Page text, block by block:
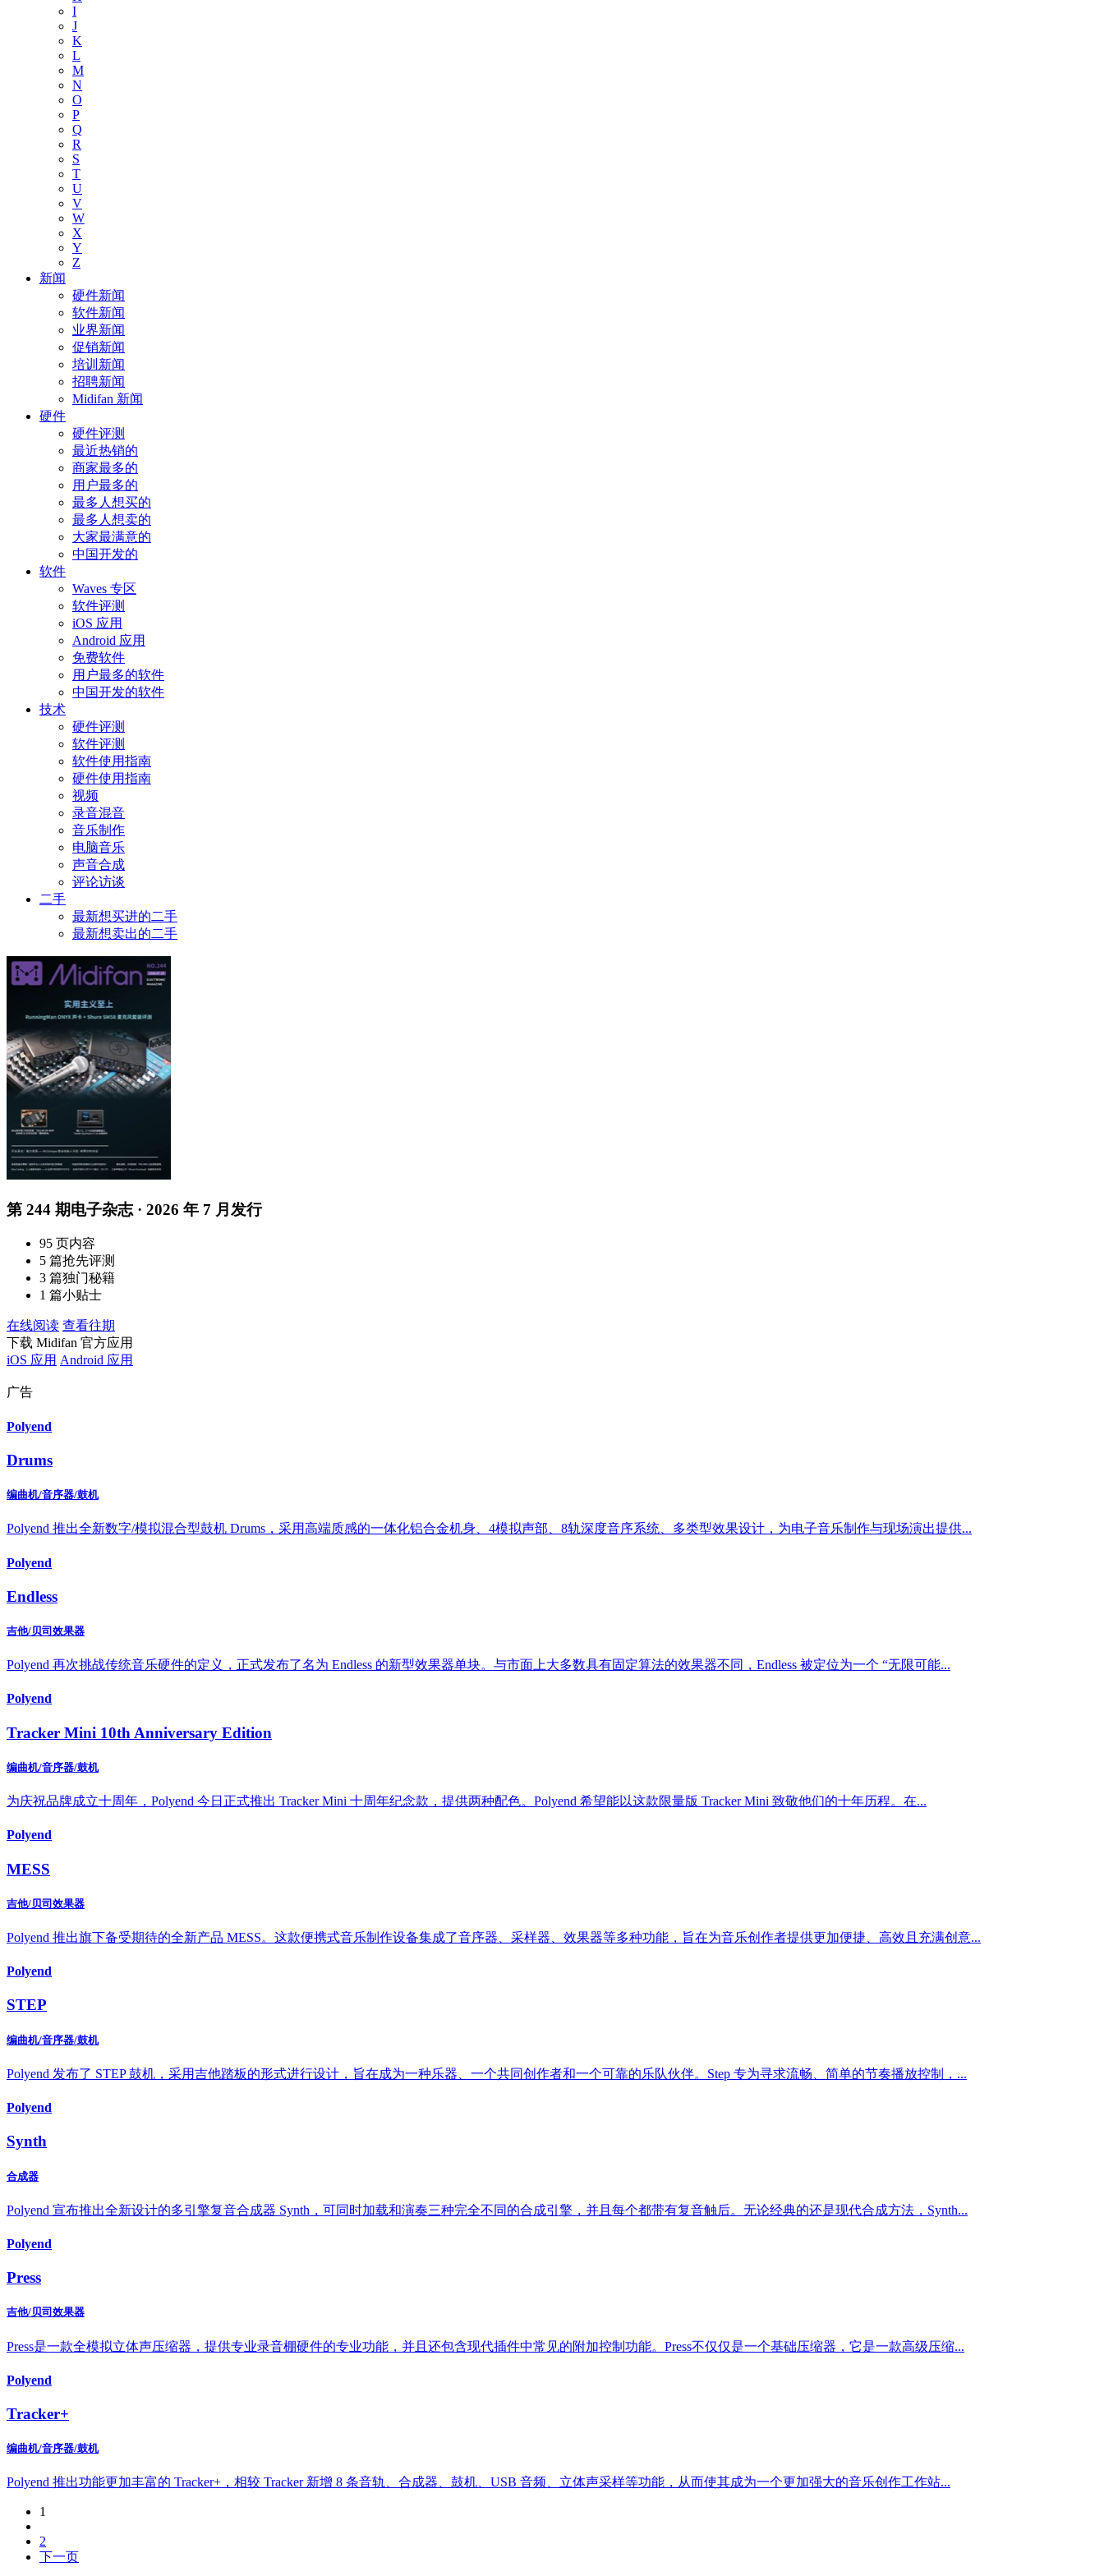
I
J
K
L
M
N
O
P
Q
R
S
T
U
V
W
X
Y
Z
新闻
硬件新闻
软件新闻
业界新闻
促销新闻
培训新闻
招聘新闻
Midifan 新闻
硬件
硬件评测
最近热销的
商家最多的
用户最多的
最多人想买的
最多人想卖的
大家最满意的
中国开发的
软件
Waves 专区
软件评测
iOS 应用
Android 应用
免费软件
用户最多的软件
中国开发的软件
技术
硬件评测
软件评测
软件使用指南
硬件使用指南
视频
录音混音
音乐制作
电脑音乐
声音合成
评论访谈
二手
最新想买进的二手
最新想卖出的二手
第 244 期电子杂志 · 2026 年 7 月发行
95 页内容
5 篇抢先评测
3 篇独门秘籍
1 篇小贴士
在线阅读 查看往期
下载 Midifan 官方应用
iOS 应用 Android 应用
广告
Polyend
Drums
编曲机/音序器/鼓机
Polyend 推出全新数字/模拟混合型鼓机 Drums，采用高端质感的一体化铝合金机身、4模拟声部、8轨深度音序系统、多类型效果设计，为电子音乐制作与现场演出提供...
Polyend
Endless
吉他/贝司效果器
Polyend 再次挑战传统音乐硬件的定义，正式发布了名为 Endless 的新型效果器单块。与市面上大多数具有固定算法的效果器不同，Endless 被定位为一个 “无限可能...
Polyend
Tracker Mini 10th Anniversary Edition
编曲机/音序器/鼓机
为庆祝品牌成立十周年，Polyend 今日正式推出 Tracker Mini 十周年纪念款，提供两种配色。Polyend 希望能以这款限量版 Tracker Mini 致敬他们的十年历程。在...
Polyend
MESS
吉他/贝司效果器
Polyend 推出旗下备受期待的全新产品 MESS。这款便携式音乐制作设备集成了音序器、采样器、效果器等多种功能，旨在为音乐创作者提供更加便捷、高效且充满创意...
Polyend
STEP
编曲机/音序器/鼓机
Polyend 发布了 STEP 鼓机，采用吉他踏板的形式进行设计，旨在成为一种乐器、一个共同创作者和一个可靠的乐队伙伴。Step 专为寻求流畅、简单的节奏播放控制，...
Polyend
Synth
合成器
Polyend 宣布推出全新设计的多引擎复音合成器 Synth，可同时加载和演奏三种完全不同的合成引擎，并且每个都带有复音触后。无论经典的还是现代合成方法，Synth...
Polyend
Press
吉他/贝司效果器
Press是一款全模拟立体声压缩器，提供专业录音棚硬件的专业功能，并且还包含现代插件中常见的附加控制功能。Press不仅仅是一个基础压缩器，它是一款高级压缩...
Polyend
Tracker+
编曲机/音序器/鼓机
Polyend 推出功能更加丰富的 Tracker+，相较 Tracker 新增 8 条音轨、合成器、鼓机、USB 音频、立体声采样等功能，从而使其成为一个更加强大的音乐创作工作站...
1
2
下一页